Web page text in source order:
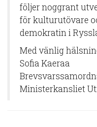
följer noggrant
för kulturutövare
demokratin i
Med vänlig
Sofia Kaeraa
Ministerkansliet